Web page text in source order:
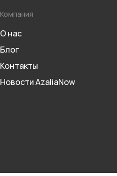
Компания
О нас
Блог
Контакты
Новости AzaliaNow